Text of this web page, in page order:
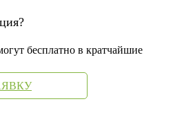
бесплатно в кратчайшие